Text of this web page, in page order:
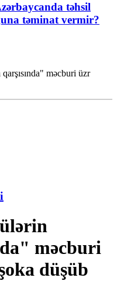
təhsil
təminat vermir?
məcburi üzr
məcburi
düşüb